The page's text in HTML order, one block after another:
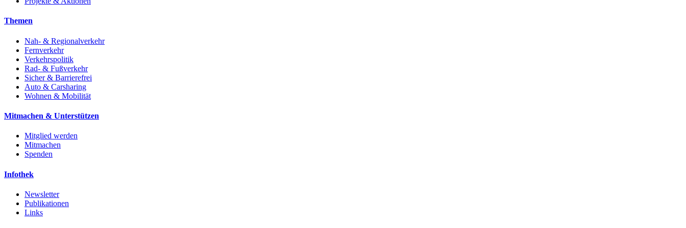
Themen
Nah- & Regionalverkehr
Fernverkehr
Verkehrspolitik
Rad- & Fußverkehr
Sicher & Barrierefrei
Auto & Carsharing
Wohnen & Mobilität
Mitmachen & Unterstützen
Mitglied werden
Mitmachen
Spenden
Infothek
Newsletter
Publikationen
Links